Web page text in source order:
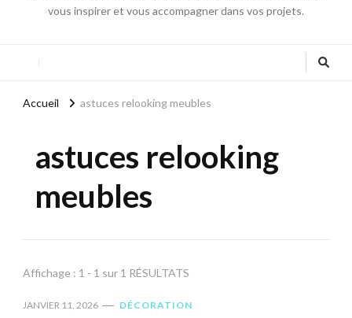
vous inspirer et vous accompagner dans vos projets.
Accueil astuces relooking meubles
astuces relooking
meubles
Affichage : 1 - 1 sur 1 RÉSULTATS
JANVIER 11, 2026 DÉCORATION